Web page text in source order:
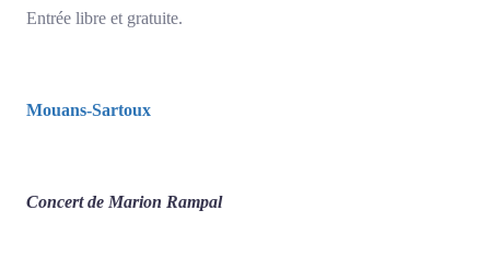
Entrée libre et gratuite.
Mouans-Sartoux
Concert de Marion Rampal